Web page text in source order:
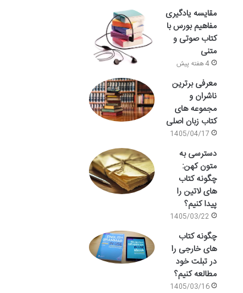
مقایسه یادگیری
مفاهیم بورس با
کتاب صوتی و
متنی
4 هفته پیش
معرفی برترین
ناشران و
مجموعه های
کتاب زبان اصلی
1405/04/17
دسترسی به
متون کهن:
چگونه کتاب
های لاتین را
پیدا کنیم؟
1405/03/22
چگونه کتاب
های خارجی را
در تبلت خود
مطالعه کنیم؟
1405/03/16